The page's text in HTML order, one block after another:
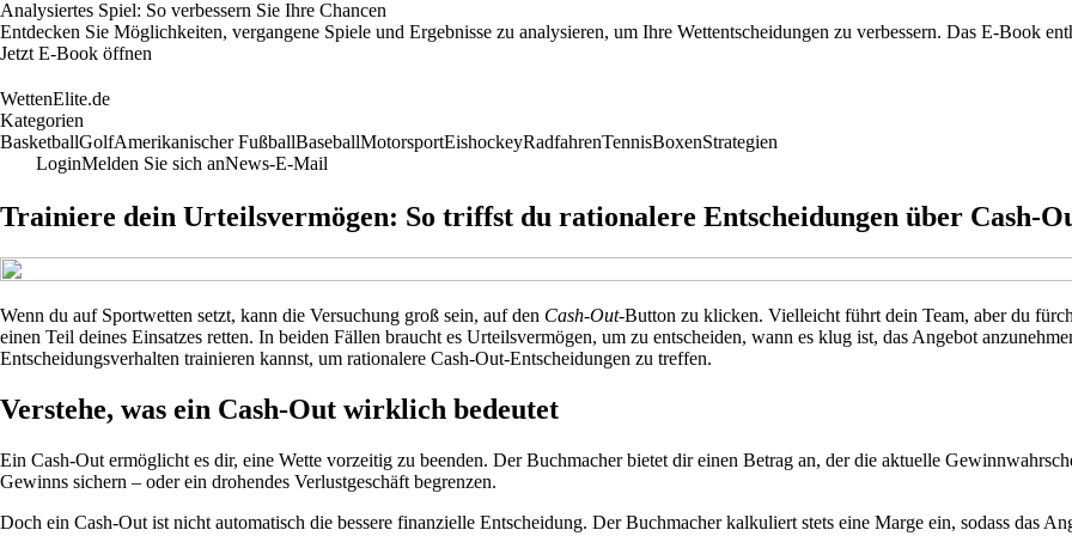
Analysiertes Spiel: So verbessern Sie Ihre Chancen
Entdecken Sie Möglichkeiten, vergangene Spiele und Ergebnisse zu analysieren, um Ihre Wettentscheidungen zu verbessern. Das E-Book
Jetzt E-Book öffnen
WettenElite.de
Kategorien
BasketballGolfAmerikanischer FußballBaseballMotorsportEishockeyRadfahrenTennisBoxenStrategien
LoginMelden Sie sich anNews-E-Mail
Trainiere dein Urteilsvermögen: So triffst du rationalere Entscheidungen über Cash-
Wenn du auf Sportwetten setzt, kann die Versuchung groß sein, auf den Cash-Out-Button zu klicken. Vielleicht führt dein Team, aber du
einen Teil deines Einsatzes retten. In beiden Fällen braucht es Urteilsvermögen, um zu entscheiden, wann es klug ist, das Angebot
Entscheidungsverhalten trainieren kannst, um rationalere Cash-Out-Entscheidungen zu treffen.
Verstehe, was ein Cash-Out wirklich bedeutet
Ein Cash-Out ermöglicht es dir, eine Wette vorzeitig zu beenden. Der Buchmacher bietet dir einen Betrag an, der die aktuelle
Gewinns sichern – oder ein drohendes Verlustgeschäft begrenzen.
Doch ein Cash-Out ist nicht automatisch die bessere finanzielle Entscheidung. Der Buchmacher kalkuliert stets eine Marge ein, sodass das